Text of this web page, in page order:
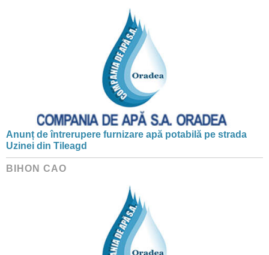
Anunț de întrerupere furnizare apă potabilă pe strada
Uzinei din Tileagd
BIHON CAO